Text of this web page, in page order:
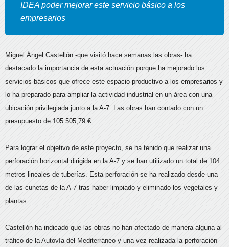
IDEA poder mejorar este servicio básico a los
empresarios
Miguel Ángel Castellón -que visitó hace semanas las obras- ha
destacado la importancia de esta actuación porque ha mejorado los
servicios básicos que ofrece este espacio productivo a los empresarios y
lo ha preparado para ampliar la actividad industrial en un área con una
ubicación privilegiada junto a la A-7. Las obras han contado con un
presupuesto de 105.505,79 €.
Para lograr el objetivo de este proyecto, se ha tenido que realizar una
perforación horizontal dirigida en la A-7 y se han utilizado un total de 104
metros lineales de tuberías. Esta perforación se ha realizado desde una
de las cunetas de la A-7 tras haber limpiado y eliminado los vegetales y
plantas.
Castellón ha indicado que las obras no han afectado de manera alguna al
tráfico de la Autovía del Mediterráneo y una vez realizada la perforación